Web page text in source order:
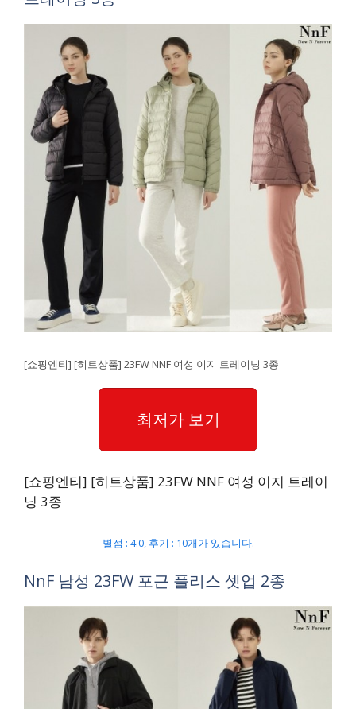
[쇼핑엔티] [히트상품] 23FW NNF 여성 이지 트레이닝 3종
최저가 보기
[쇼핑엔티] [히트상품] 23FW NNF 여성 이지 트레이
닝 3종
별점 : 4.0, 후기 : 10개가 있습니다.
NnF 남성 23FW 포근 플리스 셋업 2종